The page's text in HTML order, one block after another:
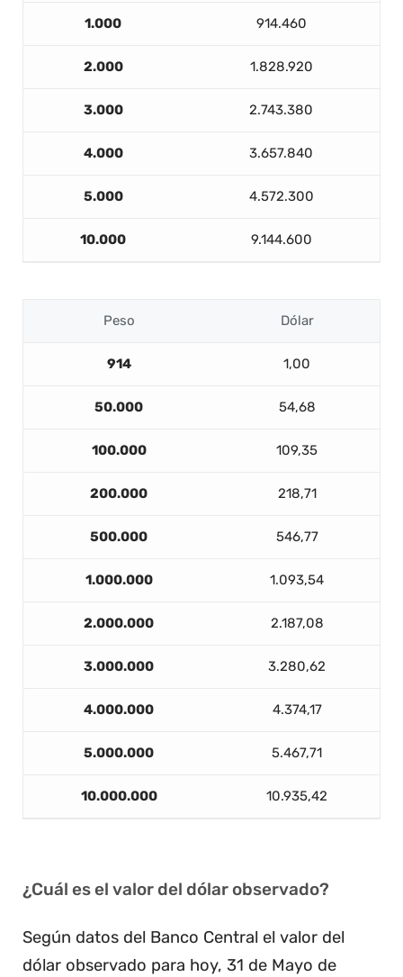
1.000 914.460
2.000 1.828.920
3.000 2.743.380
4.000 3.657.840
5.000 4.572.300
10.000 9.144.600
Peso Dólar
914 1,00
50.000 54,68
100.000 109,35
200.000 218,71
500.000 546,77
1.000.000 1.093,54
2.000.000 2.187,08
3.000.000 3.280,62
4.000.000 4.374,17
5.000.000 5.467,71
10.000.000 10.935,42
¿Cuál es el valor del dólar observado?
Según datos del Banco Central el valor del
dólar observado para hoy, 31 de Mayo de